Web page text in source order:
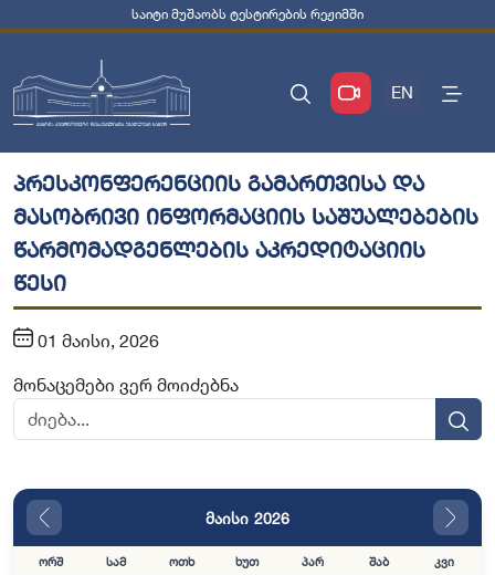
საიტი მუშაობს ტესტირების რეჟიმში
EN
პრესკონფერენციის გამართვისა და
მასობრივი ინფორმაციის საშუალებების
წარმომადგენლების აკრედიტაციის
წესი
01 მაისი, 2026
მონაცემები ვერ მოიძებნა
მაისი 2026
ორშ სამ ოთხ ხუთ პარ შაბ კვი